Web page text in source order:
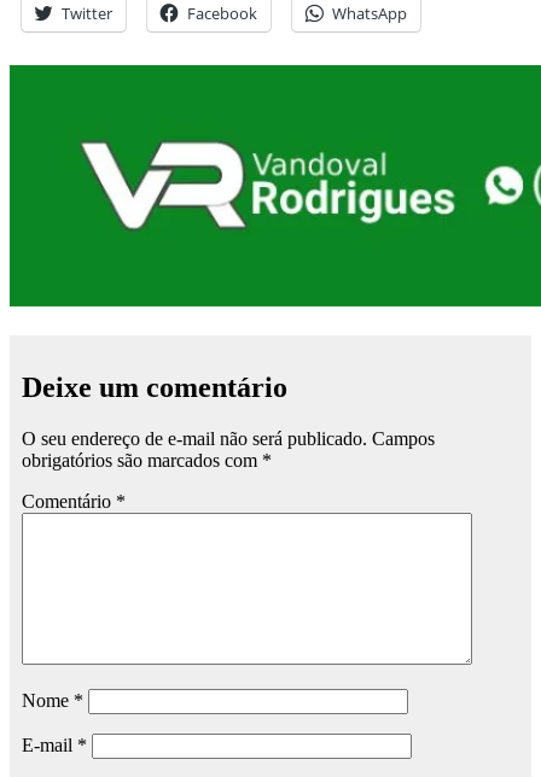
Twitter Facebook WhatsApp
Deixe um comentário
O seu endereço de e-mail não será publicado. Campos
obrigatórios são marcados com *
Comentário *
Nome *
E-mail *